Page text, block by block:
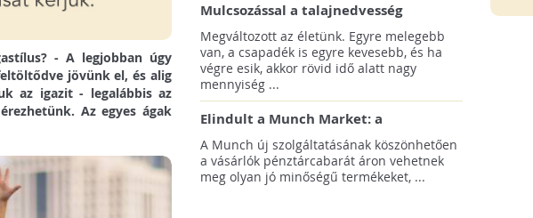
- A legjobban úgy
jövünk el, és alig
az igazit - legalábbis az
Az egyes ágak
Mulcsozással a talajnedvesség
megtartásáért
Megváltozott az életünk. Egyre melegebb
van, a csapadék is egyre kevesebb, és ha
végre esik, akkor rövid idő alatt nagy
mennyiség ...
Elindult a Munch Market: a
pazarláscsökkentő piactér
A Munch új szolgáltatásának köszönhetően
a vásárlók pénztárcabarát áron vehetnek
meg olyan jó minőségű termékeket, ...